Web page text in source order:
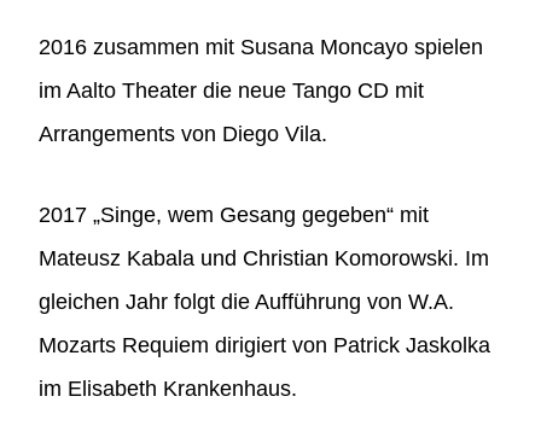
2016 zusammen mit Susana Moncayo spielen
im Aalto Theater die neue Tango CD mit
Arrangements von Diego Vila.
2017 „Singe, wem Gesang gegeben“ mit
Mateusz Kabala und Christian Komorowski. Im
gleichen Jahr folgt die Aufführung von W.A.
Mozarts Requiem dirigiert von Patrick Jaskolka
im Elisabeth Krankenhaus.